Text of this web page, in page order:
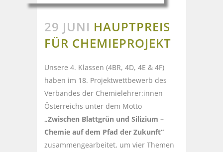
29 JUNI HAUPTPREIS
FÜR CHEMIEPROJEKT
Unsere 4. Klassen (4BR, 4D, 4E & 4F)
haben im 18. Projektwettbewerb des
Verbandes der Chemielehrer:innen
Österreichs unter dem Motto
„Zwischen Blattgrün und Silizium –
Chemie auf dem Pfad der Zukunft“
zusammengearbeitet, um vier Themen